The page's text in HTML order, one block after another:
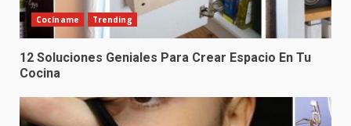
Cocíname Trending
12 Soluciones Geniales Para Crear Espacio En Tu
Cocina